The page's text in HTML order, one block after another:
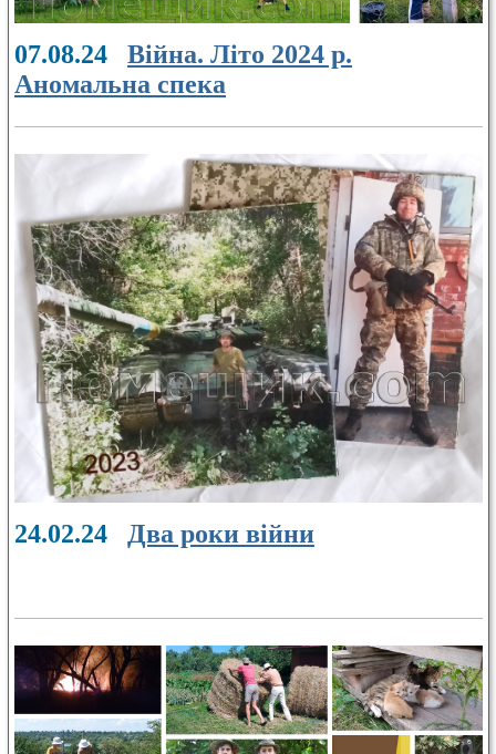
07.08.24 Війна. Літо 2024 р.
Аномальна спека
24.02.24 Два роки війни